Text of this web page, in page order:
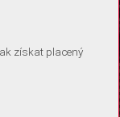
zařízení, abychom se
upravit ve Správě
získat placený